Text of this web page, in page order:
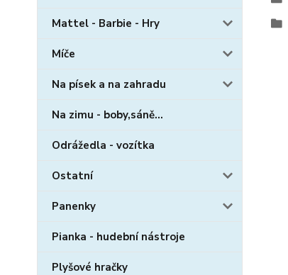
Mattel - Barbie - Hry
Míče
Na písek a na zahradu
Na zimu - boby,sáně...
Odrážedla - vozítka
Ostatní
Panenky
Pianka - hudební nástroje
Plyšové hračky